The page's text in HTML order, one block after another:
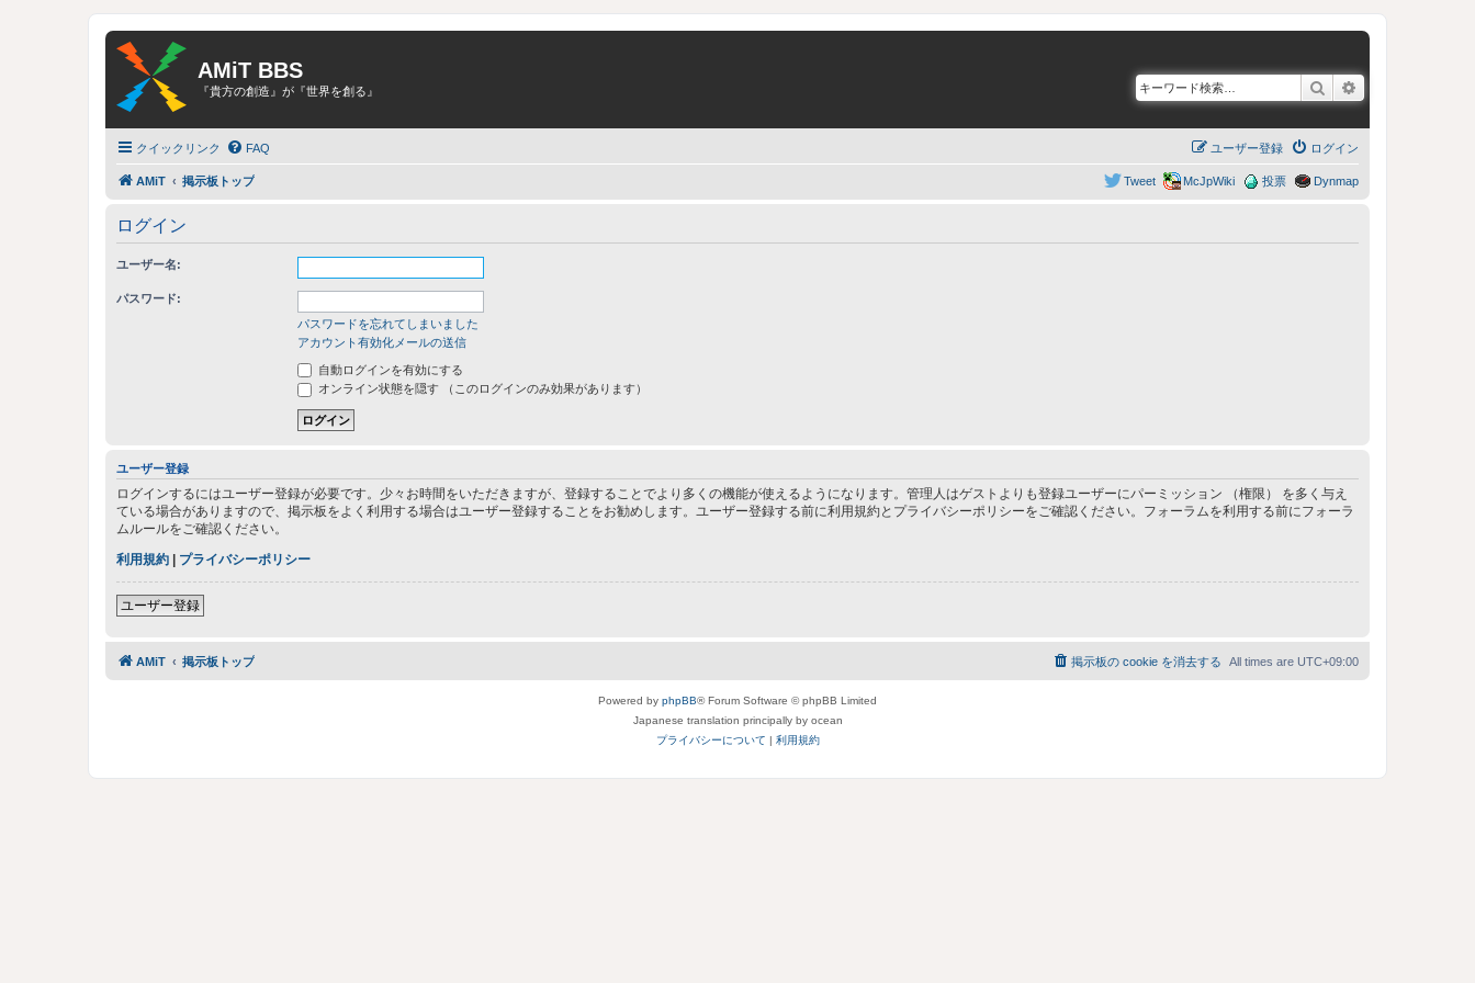
AMiT BBS
『貴方の創造』が『世界を創る』 検索
クイックリンク FAQ ログイン
ユーザー登録
AMiT 掲示板トップ Dynmap
投票
McJpWiki
Tweet
ログイン
ユーザー名:
パスワード:
パスワードを忘れてしまいました
アカウント有効化メールの送信
自動ログインを有効にする
オンライン状態を隠す （このログインのみ効果があります）
ユーザー登録
ログインするにはユーザー登録が必要です。少々お時間をいただきますが、登録することでより多くの機能が使えるようになります。管理人はゲストよりも登録ユーザーにパーミッション （権限） を多く与え
ている場合がありますので、掲示板をよく利用する場合はユーザー登録することをお勧めします。ユーザー登録する前に利用規約とプライバシーポリシーをご確認ください。フォーラムを利用する前にフォーラ
ムルールをご確認ください。
利用規約
プライバシーポリシー
ユーザー登録
AMiT 掲示板トップ All times are UTC+09:00
掲示板の cookie を消去する
Powered by phpBB® Forum Software © phpBB Limited
Japanese translation principally by ocean
プライバシーについて | 利用規約